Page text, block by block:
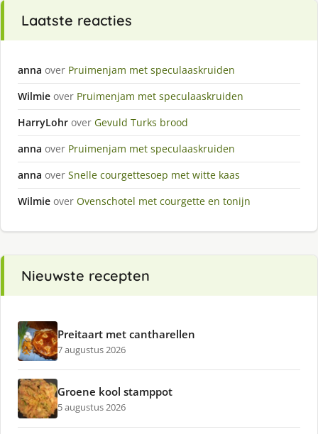
Laatste reacties
anna over Pruimenjam met speculaaskruiden
Wilmie over Pruimenjam met speculaaskruiden
HarryLohr over Gevuld Turks brood
anna over Pruimenjam met speculaaskruiden
anna over Snelle courgettesoep met witte kaas
Wilmie over Ovenschotel met courgette en tonijn
Nieuwste recepten
Preitaart met cantharellen
7 augustus 2026
Groene kool stamppot
5 augustus 2026